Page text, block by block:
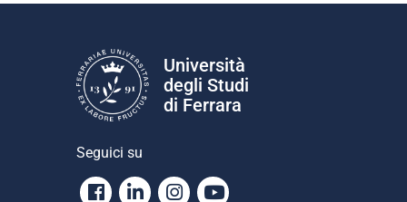
Università
degli Studi
di Ferrara
Seguici su
Facebook
LinkedinInstagram
Youtube